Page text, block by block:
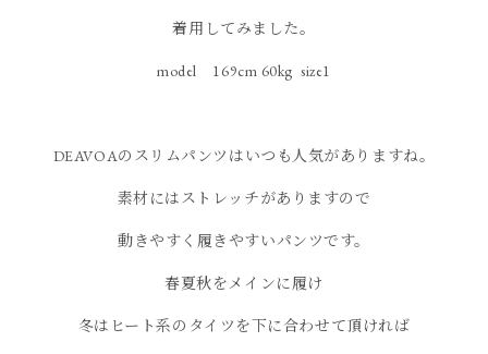
着用してみました。
model 169cm 60kg size1
DEAVOAのスリムパンツはいつも人気がありますね。
素材にはストレッチがありますので
動きやすく履きやすいパンツです。
春夏秋をメインに履け
冬はヒート系のタイツを下に合わせて頂ければ